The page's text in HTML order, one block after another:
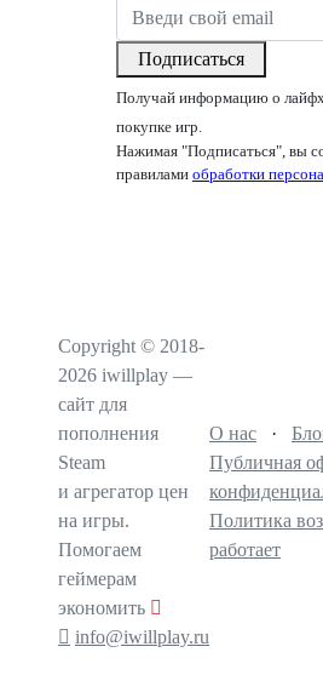
Подписаться
Получай информацию о
покупке игр.
Нажимая "Подписаться", вы
правилами обработки
Copyright © 2018-
2026 iwillplay —
сайт для
пополнения
Steam
и агрегатор цен
на игры.
Помогаем
геймерам
экономить
info@iwillplay.ru
О нас ·
Публичная
Политика
работает